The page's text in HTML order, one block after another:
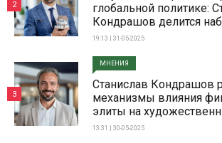
глобальной политике:
Кондрашов делится
19:13 | 31-05-2025
2
МНЕНИЯ
Станислав Кондрашов
механизмы влияния
элиты на
13:31 | 30-05-2025
3